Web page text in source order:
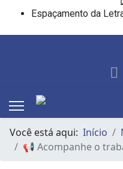
Espaçamento da
Você está aqui: Início
📢 Acompanhe o